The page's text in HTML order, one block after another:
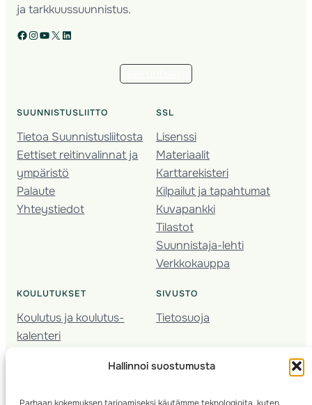
Hallinnoi suostumusta
ja tarkkuussuunnistus.
Facebook Instagram YouTube X LinkedIn
SUUNNISTUSLIITTO
Tietoa Suunnistusliitosta
Eettiset reitinvalinnat ja
ympäristö
Palaute
Yhteystiedot
SSL
Lisenssi
Materiaalit
Karttarekisteri
Kilpailut ja tapahtumat
Kuvapankki
Tilastot
Suunnistaja-lehti
Verkkokauppa
KOULUTUKSET
Koulutus ja koulutus­
kalenteri
Seura­kehittäminen
SIVUSTO
Tietosuoja